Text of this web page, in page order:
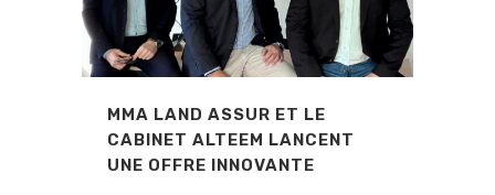
MMA LAND ASSUR ET LE
CABINET ALTEEM LANCENT
UNE OFFRE INNOVANTE